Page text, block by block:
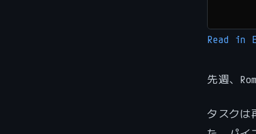
Read in
先週、
タスクは